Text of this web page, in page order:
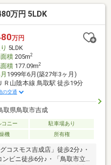
ンターホン、ＩＨクッキング
戸万円 5LDK
万円
5LDK
積205m2
積177.09m2
1999年6月(築27年3ヶ月)
Ｒ山陰本線 鳥取駅 徒歩19分
の交通
取県鳥取市吉成
コニー
駐車場あり
機 所有権
スモス吉成店」徒歩2分♪・
ンビニ徒歩6分♪・「鳥取市立